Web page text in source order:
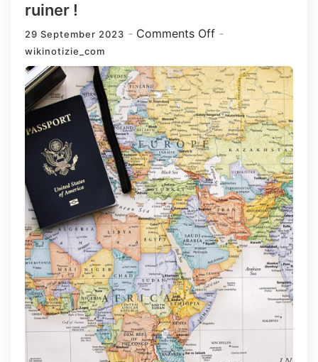
ruiner !
29 September 2023 Comments Offon
astuces
pour
organiser
un
voyage
dernière
minute
sans
vous
ruiner
!
wikinotizie_com